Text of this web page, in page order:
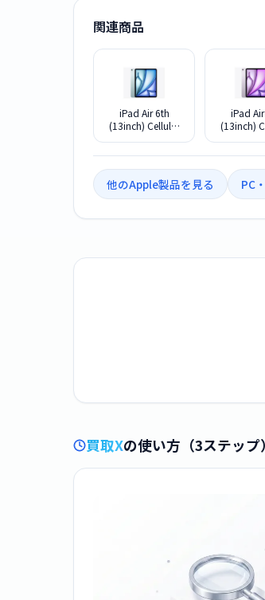
関連商品
iPad Air 6th
(13inch) Cellular
iPad
(13inch)
他のApple製品を見る PC
買取Xの使い方（3ステップ）